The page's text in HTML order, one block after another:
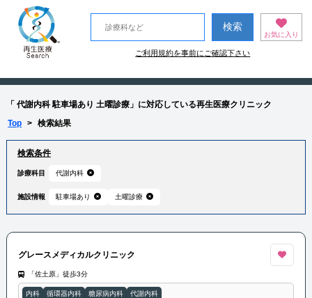
お気に入り
ご利用規約を事前にご確認下さい
「 代謝内科 駐車場あり 土曜診療」に対応している再生医療クリニック
Top > 検索結果
検索条件
診療科目 代謝内科
施設情報 駐車場あり 土曜診療
グレースメディカルクリニック
「佐土原」徒歩3分
内科 循環器内科 糖尿病内科 代謝内科